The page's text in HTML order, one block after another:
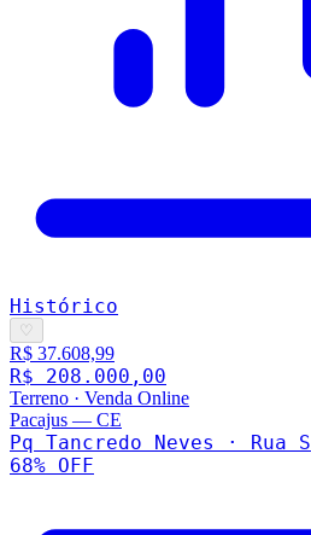
Histórico
♡
R$ 37.608,99
R$ 208.000,00
Terreno · Venda Online
Pacajus — CE
Pq Tancredo Neves · Rua S
68% OFF